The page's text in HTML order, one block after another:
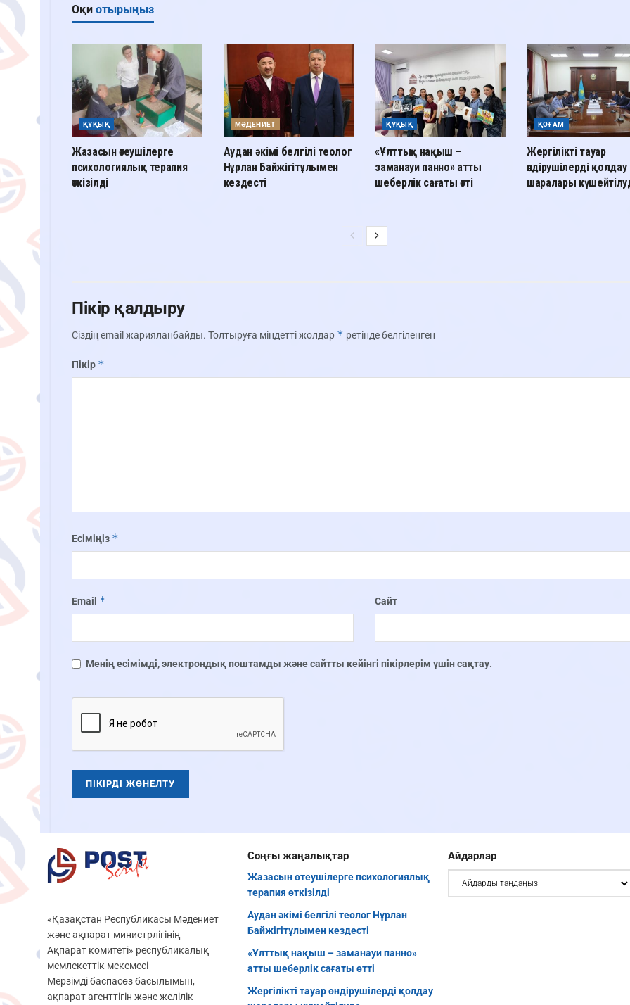
Оқи отырыңыз
ҚҰҚЫҚ
Жазасын өтеушілерге
психологиялық терапия
өткізілді
МӘДЕНИЕТ
Аудан әкімі белгілі теолог
Нұрлан Байжігітұлымен
кездесті
ҚҰҚЫҚ
«Ұлттық нақыш –
заманауи панно» атты
шеберлік сағаты өтті
ҚОҒАМ
Жергілікті тауар
өндірушілерді қолдау
шаралары
Пікір қалдыру
Сіздің email жарияланбайды. Толтыруға міндетті жолдар * ретінде белгіленген
Пікір *
Есіміңіз *
Email * Сайт
Менің есімімді, электрондық поштамды және сайтты кейінгі пікірлерім үшін сақтау.
«Қазақстан Республикасы Мәдениет
және ақпарат министрлігінің
Ақпарат комитеті» республикалық
мемлекеттік мекемесі
Мерзімді баспасөз басылымын,
ақпарат агенттігін және желілік
Соңғы жаңалықтар
Жазасын өтеушілерге психологиялық
терапия өткізілді
Аудан әкімі белгілі теолог Нұрлан
Байжігітұлымен кездесті
«Ұлттық нақыш – заманауи панно»
атты шеберлік сағаты өтті
Жергілікті тауар өндірушілерді қолдау
Айдарлар